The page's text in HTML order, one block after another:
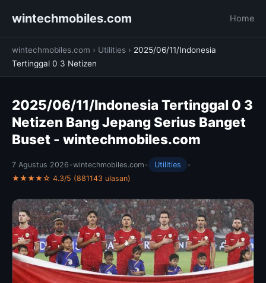
wintechmobiles.com Home
wintechmobiles.com › Utilities › 2025/06/11/Indonesia
Tertinggal 0 3 Netizen
2025/06/11/Indonesia Tertinggal 0 3
Netizen Bang Jepang Serius Banget
Buset - wintechmobiles.com
7 Agustus 2026 •wintechmobiles.com • Utilities
•
★★★★☆ 4.3/5 (881143 ulasan)